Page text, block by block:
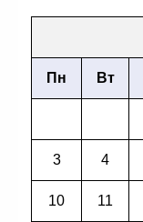
Пн Вт
3 4
10 11